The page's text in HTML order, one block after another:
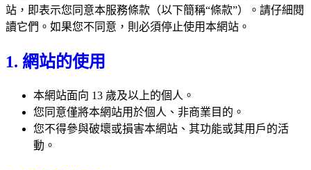
站，即表示您同意本服務條款（以下簡稱“條款”）。請仔細閱
讀它們。如果您不同意，則必須停止使用本網站。
1. 網站的使用
本網站面向 13 歲及以上的個人。
您同意僅將本網站用於個人、非商業目的。
您不得參與破壞或損害本網站、其功能或其用戶的活
動。